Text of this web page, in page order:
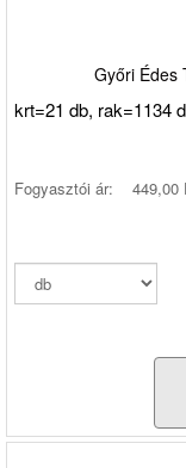
Győri Édes
krt=21 db, rak=1134
Fogyasztói ár: 449,00